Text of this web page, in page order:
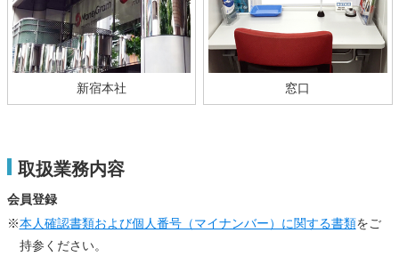
新宿本社 窓口
取扱業務内容
会員登録
※本人確認書類および個人番号（マイナンバー）に関する書類をご
持参ください。